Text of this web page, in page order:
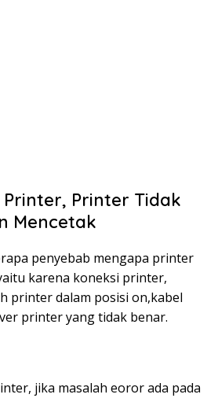
Printer Tidak
Mencetak
penyebab mengapa printer
karena koneksi printer,
printer dalam posisi on,kabel
printer yang tidak benar.
jika masalah eoror ada pada